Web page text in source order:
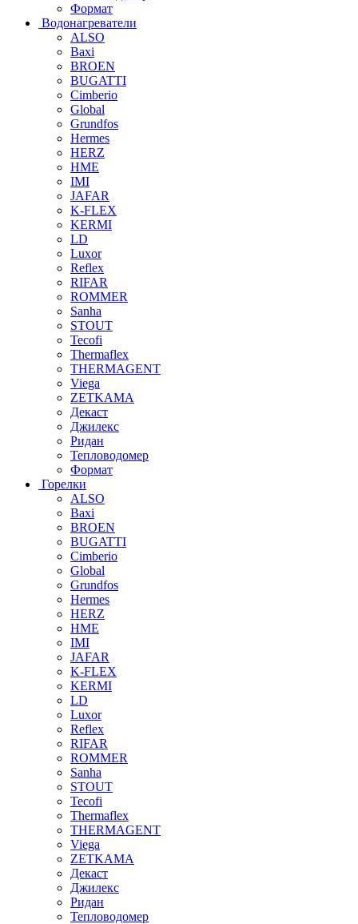
Формат
Водонагреватели
ALSO
Baxi
BROEN
BUGATTI
Cimberio
Global
Grundfos
Hermes
HERZ
HME
IMI
JAFAR
K-FLEX
KERMI
LD
Luxor
Reflex
RIFAR
ROMMER
Sanha
STOUT
Tecofi
Thermaflex
THERMAGENT
Viega
ZETKAMA
Декаст
Джилекс
Ридан
Тепловодомер
Формат
Горелки
ALSO
Baxi
BROEN
BUGATTI
Cimberio
Global
Grundfos
Hermes
HERZ
HME
IMI
JAFAR
K-FLEX
KERMI
LD
Luxor
Reflex
RIFAR
ROMMER
Sanha
STOUT
Tecofi
Thermaflex
THERMAGENT
Viega
ZETKAMA
Декаст
Джилекс
Ридан
Тепловодомер